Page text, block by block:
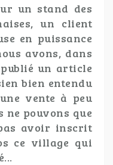
un stand des
un client
en puissance
avons, dans
un article
bien entendu
vente à peu
ne pouvons que
avoir inscrit
ce village qui